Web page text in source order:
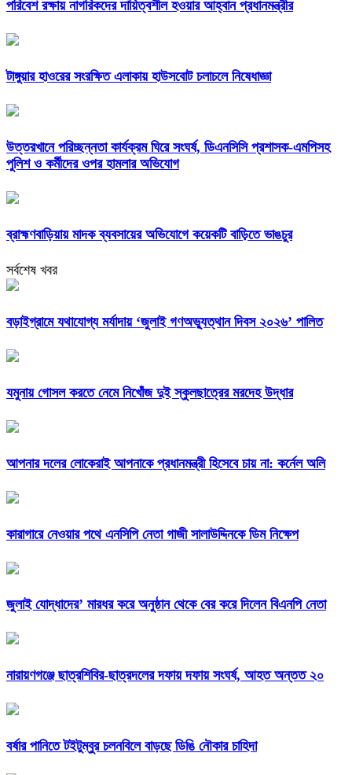
পরিবেশ রক্ষায় নাগরিকদের দায়িত্বশীল হওয়ার আহ্বান প্রধানমন্ত্রীর
টাঙ্গুয়ার হাওরের সংরক্ষিত এলাকায় হাউসবোট চলাচলে নিষেধাজ্ঞা
উত্তরখানে পরিচ্ছন্নতা কার্যক্রম ঘিরে সংঘর্ষ, ডিএনসিসি প্রশাসক-এমপিসহ
পুলিশ ও কর্মীদের ওপর হামলার অভিযোগ
ব্রাহ্মণবাড়িয়ায় মাদক ব্যবসায়ের অভিযোগে কয়েকটি বাড়িতে ভাঙচুর
সর্বশেষ খবর
বড়াইগ্রামে যথাযোগ্য মর্যাদায় ‘জুলাই গণঅভ্যুত্থান দিবস ২০২৬’ পালিত
যমুনায় গোসল করতে নেমে নিখোঁজ দুই স্কুলছাত্রের মরদেহ উদ্ধার
আপনার দলের লোকেরাই আপনাকে প্রধানমন্ত্রী হিসেবে চায় না: কর্নেল অলি
কারাগারে নেওয়ার পথে এনসিপি নেতা গাজী সালাউদ্দিনকে ডিম নিক্ষেপ
জুলাই যোদ্ধাদের’ মারধর করে অনুষ্ঠান থেকে বের করে দিলেন বিএনপি নেতা
নারায়ণগঞ্জে ছাত্রশিবির-ছাত্রদলের দফায় দফায় সংঘর্ষ, আহত অন্তত ২০
বর্ষার পানিতে টইটুম্বুর চলনবিলে বাড়ছে ডিঙি নৌকার চাহিদা